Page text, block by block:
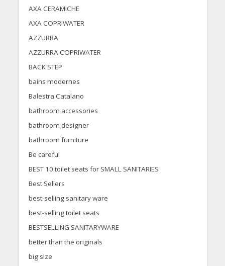
AXA CERAMICHE
AXA COPRIWATER
AZZURRA
AZZURRA COPRIWATER
BACK STEP
bains modernes
Balestra Catalano
bathroom accessories
bathroom designer
bathroom furniture
Be careful
BEST 10 toilet seats for SMALL SANITARIES
Best Sellers
best-selling sanitary ware
best-selling toilet seats
BESTSELLING SANITARYWARE
better than the originals
big size